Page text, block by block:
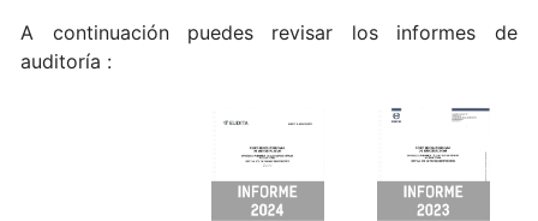
A continuación puedes revisar los informes de
auditoría :